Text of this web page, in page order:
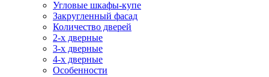
Угловые шкафы-купе
Закругленный фасад
Количество дверей
2-х дверные
3-х дверные
4-х дверные
Особенности